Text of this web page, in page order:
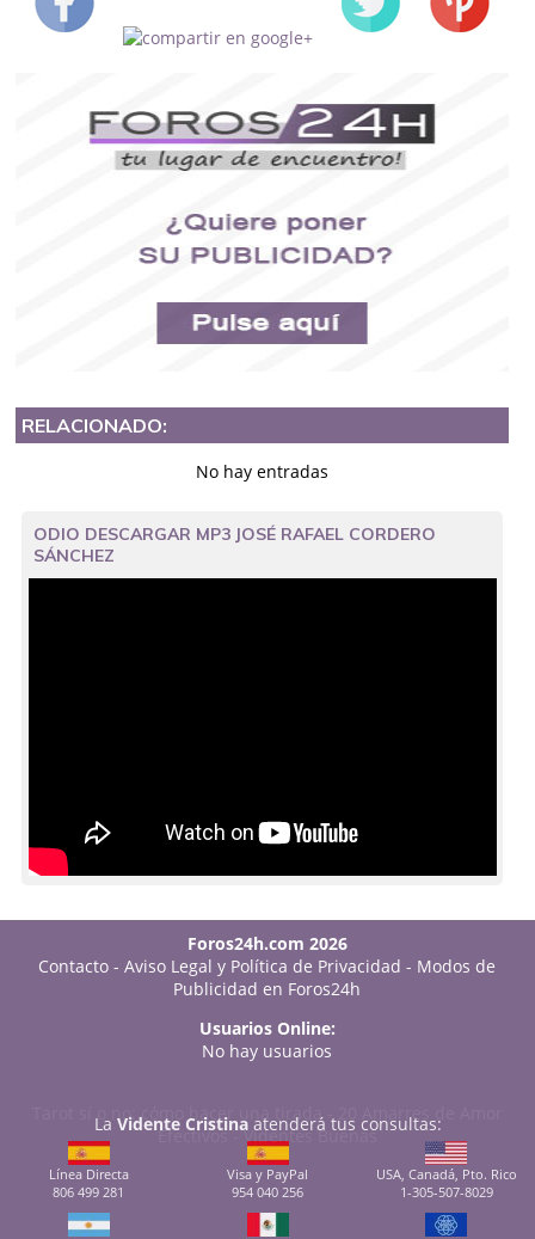
RELACIONADO:
No hay entradas
ODIO DESCARGAR MP3 JOSÉ RAFAEL CORDERO
SÁNCHEZ
Foros24h.com 2026
Contacto -Aviso Legal y Política de Privacidad - Modos de
Publicidad en Foros24h
Usuarios Online:
No hay usuarios
Tarot sí o no: cómo hacer una tirada-
20 Amarres de Amor
Efectivos-Videntes Buenas
La Vidente Cristinaatenderá tus consultas:
Línea Directa
806 499 281
Visa y PayPal
954 040 256
USA, Canadá, Pto. Rico
1-305-507-8029